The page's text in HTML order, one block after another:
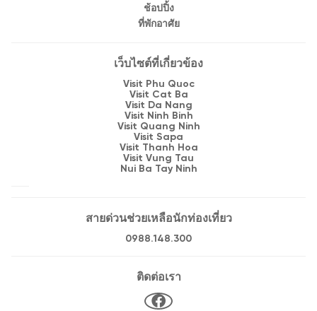
ช้อปปิ้ง
ที่พักอาศัย
เว็บไซต์ที่เกี่ยวข้อง
Visit Phu Quoc
Visit Cat Ba
Visit Da Nang
Visit Ninh Binh
Visit Quang Ninh
Visit Sapa
Visit Thanh Hoa
Visit Vung Tau
Nui Ba Tay Ninh
สายด่วนช่วยเหลือนักท่องเที่ยว
0988.148.300
ติดต่อเรา